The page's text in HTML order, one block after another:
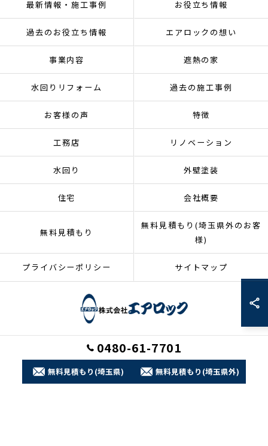
0480-61-7701
無料見積もり(埼玉県) 無料見積もり(埼玉県外)
最新情報・施工事例 お役立ち情報
過去のお役立ち情報 エアロックの想い
事業内容 遮熱の家
水回りリフォーム 過去の施工事例
お客様の声 特徴
工務店 リノベーション
水回り 外壁塗装
住宅 会社概要
無料見積もり
無料見積もり(埼玉県外のお客
様)
プライバシーポリシー サイトマップ
© 2026 埼玉県加須市のリフォームなら株式会社エアロック ALL RIGHTS
RESERVED.